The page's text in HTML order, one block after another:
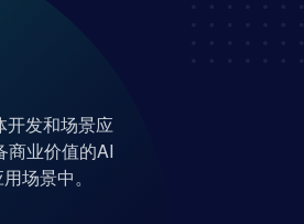
开发和场景应
商业价值的AI
场景中。